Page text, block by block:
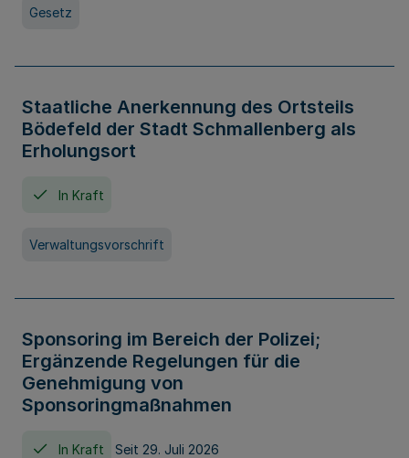
Gesetz
Staatliche Anerkennung des Ortsteils
Bödefeld der Stadt Schmallenberg als
Erholungsort
In Kraft
Verwaltungsvorschrift
Sponsoring im Bereich der Polizei;
Ergänzende Regelungen für die
Genehmigung von
Sponsoringmaßnahmen
In Kraft Seit 29. Juli 2026